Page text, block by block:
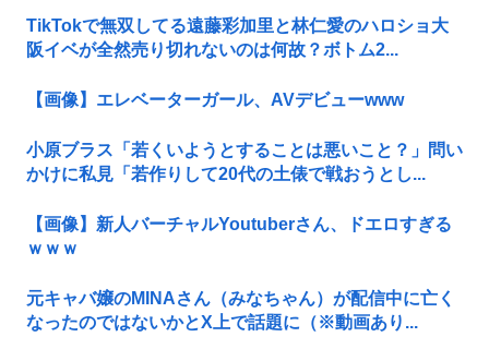
TikTokで無双してる遠藤彩加里と林仁愛のハロショ大
阪イベが全然売り切れないのは何故？ボトム2...
【画像】エレベーターガール、AVデビューwww
小原ブラス「若くいようとすることは悪いこと？」問い
かけに私見「若作りして20代の土俵で戦おうとし...
【画像】新人バーチャルYoutuberさん、ドエロすぎる
ｗｗｗ
元キャバ嬢のMINAさん（みなちゃん）が配信中に亡く
なったのではないかとX上で話題に（※動画あり...